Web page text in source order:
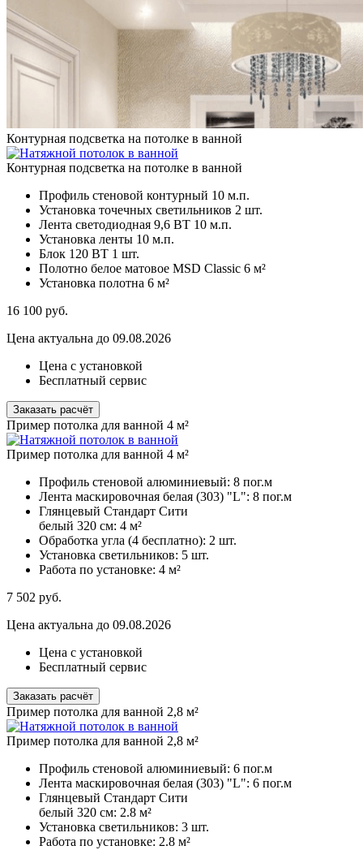
Контурная подсветка на потолке в ванной
Контурная подсветка на потолке в ванной
Профиль стеновой контурный 10 м.п.
Установка точечных светильников 2 шт.
Лента светодиодная 9,6 ВТ 10 м.п.
Установка ленты 10 м.п.
Блок 120 ВТ 1 шт.
Полотно белое матовое MSD Classic 6 м²
Установка полотна 6 м²
16 100 руб.
Цена актуальна до 09.08.2026
Цена с установкой
Бесплатный сервис
Заказать расчёт
Пример потолка для ванной 4 м²
Пример потолка для ванной 4 м²
Профиль стеновой алюминиевый: 8 пог.м
Лента маскировочная белая (303) "L": 8 пог.м
Глянцевый Стандарт Сити
белый 320 см: 4 м²
Обработка угла (4 бесплатно): 2 шт.
Установка светильников: 5 шт.
Работа по установке: 4 м²
7 502 руб.
Цена актуальна до 09.08.2026
Цена с установкой
Бесплатный сервис
Заказать расчёт
Пример потолка для ванной 2,8 м²
Пример потолка для ванной 2,8 м²
Профиль стеновой алюминиевый: 6 пог.м
Лента маскировочная белая (303) "L": 6 пог.м
Глянцевый Стандарт Сити
белый 320 см: 2.8 м²
Установка светильников: 3 шт.
Работа по установке: 2.8 м²